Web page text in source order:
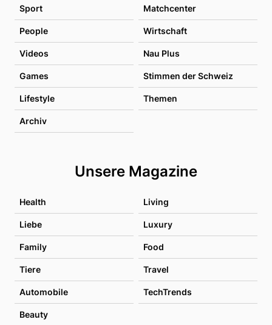
Sport Matchcenter
People Wirtschaft
Videos Nau Plus
Games Stimmen der Schweiz
Lifestyle Themen
Archiv
Unsere Magazine
Health Living
Liebe Luxury
Family Food
Tiere Travel
Automobile TechTrends
Beauty